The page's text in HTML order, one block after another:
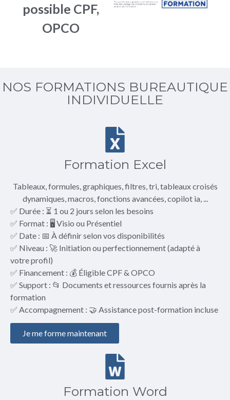
possible CPF,
OPCO
NOS FORMATIONS BUREAUTIQUE
INDIVIDUELLE
Formation Excel
Tableaux, formules, graphiques, filtres, tri, tableaux croisés
dynamiques, macros, fonctions avancées, copilot ia, ...
✅ Durée : ⏳ 1 ou 2 jours selon les besoins
✅ Format : 🖥️ Visio ou Présentiel
✅ Date : 📅 À définir selon vos disponibilités
✅ Niveau : 🚀 Initiation ou perfectionnement (adapté à
votre profil)
✅ Financement : 💰 Éligible CPF & OPCO
✅ Support : 📂 Documents et ressources fournis après la
formation
✅ Accompagnement : 🤝 Assistance post-formation incluse
Je me forme maintenant
Formation Word